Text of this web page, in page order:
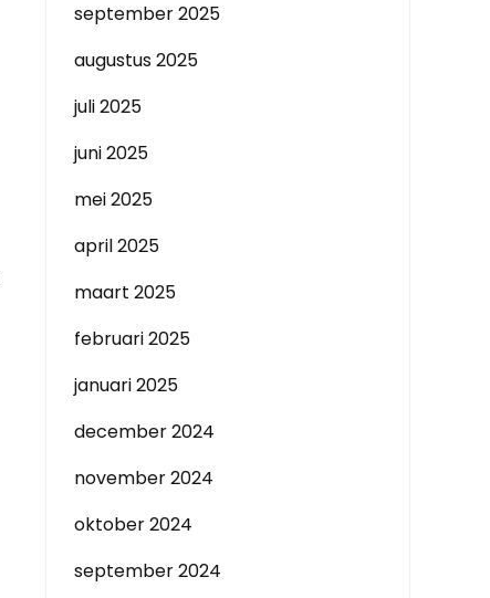
september 2025
augustus 2025
juli 2025
juni 2025
mei 2025
april 2025
maart 2025
februari 2025
januari 2025
december 2024
november 2024
oktober 2024
september 2024